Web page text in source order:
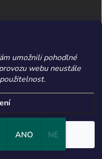
umožnili pohodlné
webu neustále
ochrany osobních údajů
Upravit nastavení
ANO NE